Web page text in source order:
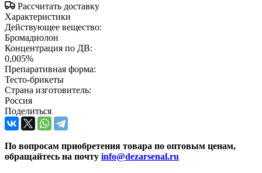
Рассчитать доставку
Характеристики
Действующее вещество:
Бромадиолон
Концентрация по ДВ:
0,005%
Препаративная форма:
Тесто-брикеты
Страна изготовитель:
Россия
Поделиться
По вопросам приобретения товара по оптовым ценам,
обращайтесь на почту info@dezarsenal.ru